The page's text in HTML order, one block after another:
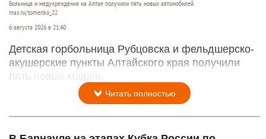
Больница и медучреждения на Алтае получили пять новых автомобилей
max.ru/tomenko_22
6 августа 2026 в 21:40
Детская горбольница Рубцовска и фельдшерско-
акушерские пункты Алтайского края получили
пять новых машин.
Читать полностью